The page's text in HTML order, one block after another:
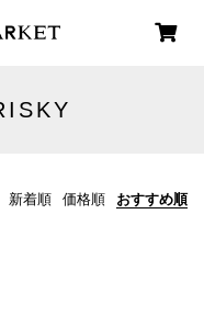
新着順 価格順 おすすめ順